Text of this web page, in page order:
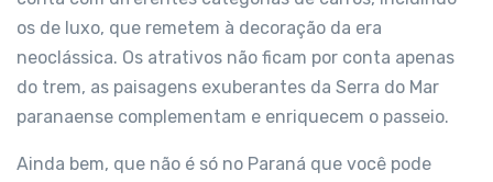
os de luxo, que remetem à decoração da era
neoclássica. Os atrativos não ficam por conta apenas
do trem, as paisagens exuberantes da Serra do Mar
paranaense complementam e enriquecem o passeio.
Ainda bem, que não é só no Paraná que você pode